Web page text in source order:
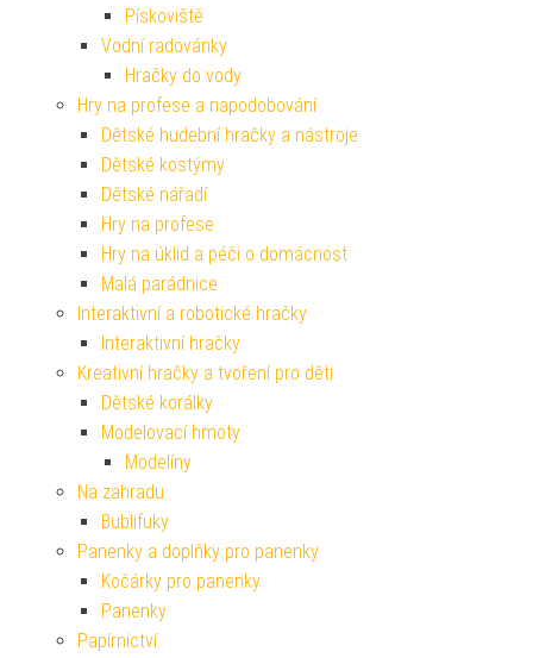
Pískoviště
Vodní radovánky
Hračky do vody
Hry na profese a napodobování
Dětské hudební hračky a nástroje
Dětské kostýmy
Dětské nářadí
Hry na profese
Hry na úklid a péči o domácnost
Malá parádnice
Interaktivní a robotické hračky
Interaktivní hračky
Kreativní hračky a tvoření pro děti
Dětské korálky
Modelovací hmoty
Modelíny
Na zahradu
Bublifuky
Panenky a doplňky pro panenky
Kočárky pro panenky
Panenky
Papírnictví